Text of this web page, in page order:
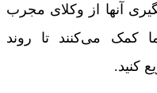
آنها از وکلای مجرب
کمک می‌کنند تا روند
کنید.